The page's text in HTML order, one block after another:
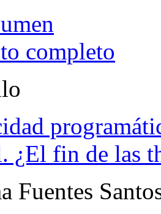
completo
¿El fin de las
Fuentes